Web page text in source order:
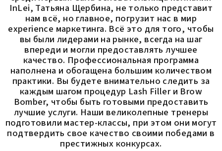
InLei, Татьяна Щербина, не только представит
нам всё, но главное, погрузит нас в мир
experience маркетинга. Всё это для того, чтобы
вы были лидерами на рынке, всегда на шаг
впереди и могли предоставлять лучшее
качество. Профессиональная программа
наполнена и обогащена большим количеством
практики. Вы будете внимательно следить за
каждым шагом процедур Lash Filler и Brow
Bomber, чтобы быть готовыми предоставить
лучшие услуги. Наши великолепные тренеры
подготовили мастер-классы, при этом они могут
подтвердить свое качество своими победами в
престижных конкурсах.